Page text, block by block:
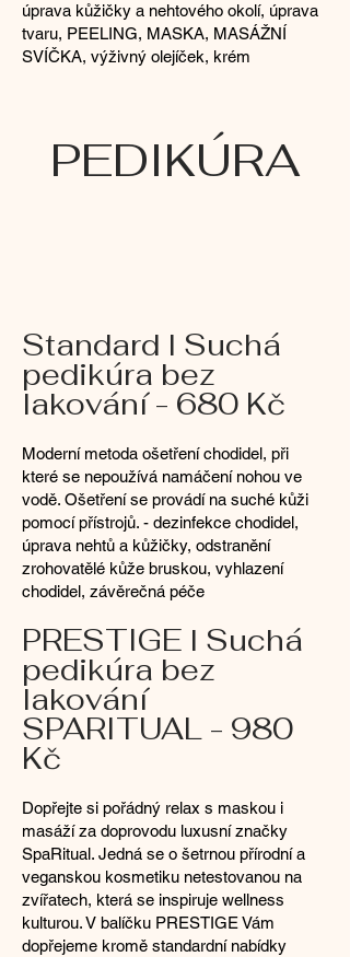
úprava kůžičky a nehtového okolí, úprava
tvaru, PEELING, MASKA, MASÁŽNÍ
SVÍČKA, výživný olejíček, krém
PEDIKÚRA
Standard l Suchá
pedikúra bez
lakování - 680 Kč
Moderní metoda ošetření chodidel, při
které se nepoužívá namáčení nohou ve
vodě. Ošetření se provádí na suché kůži
pomocí přístrojů. - dezinfekce chodidel,
úprava nehtů a kůžičky, odstranění
zrohovatělé kůže bruskou, vyhlazení
chodidel, závěrečná péče
PRESTIGE l Suchá
pedikúra bez
lakování
SPARITUAL - 980
Kč
Dopřejte si pořádný relax s maskou i
masáží za doprovodu luxusní značky
SpaRitual. Jedná se o šetrnou přírodní a
veganskou kosmetiku netestovanou na
zvířatech, která se inspiruje wellness
kulturou. V balíčku PRESTIGE Vám
dopřejeme kromě standardní nabídky